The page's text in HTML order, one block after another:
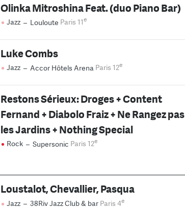
Olinka Mitroshina Feat. (duo Piano Bar)
Jazz – Louloute Paris 11e
Luke Combs
Jazz – Accor Hôtels Arena Paris 12e
Restons Sérieux: Droges + Content
Fernand + Diabolo Fraiz + Ne Rangez pas
les Jardins + Nothing Special
Rock – Supersonic Paris 12e
Loustalot, Chevallier, Pasqua
Jazz – 38Riv Jazz Club & bar Paris 4e